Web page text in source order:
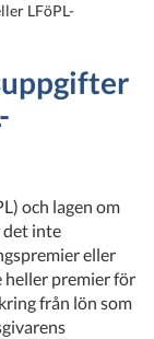
LFöPL-
och lagen om
det inte
eller
premier för
från lön som